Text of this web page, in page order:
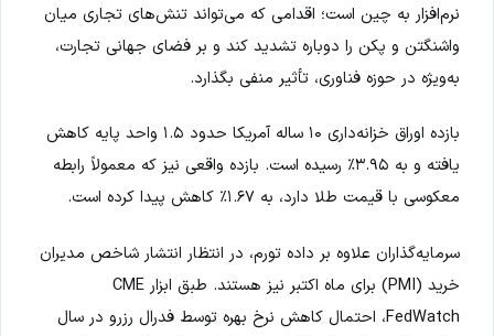
نرم‌افزار به چین است؛ اقدامی که می‌تواند تنش‌های تجاری میان
واشنگتن و پکن را دوباره تشدید کند و بر فضای جهانی تجارت،
به‌ویژه در حوزه فناوری، تأثیر منفی بگذارد.
بازده اوراق خزانه‌داری ۱۰ ساله آمریکا حدود ۱.۵ واحد پایه کاهش
یافته و به ۳.۹۵٪ رسیده است. بازده واقعی نیز که معمولاً رابطه
معکوسی با قیمت طلا دارد، به ۱.۶۷٪ کاهش پیدا کرده است.
سرمایه‌گذاران علاوه بر داده تورم، در انتظار انتشار شاخص مدیران
خرید (PMI) برای ماه اکتبر نیز هستند. طبق ابزار CME
FedWatch، احتمال کاهش نرخ بهره توسط فدرال رزرو در سال